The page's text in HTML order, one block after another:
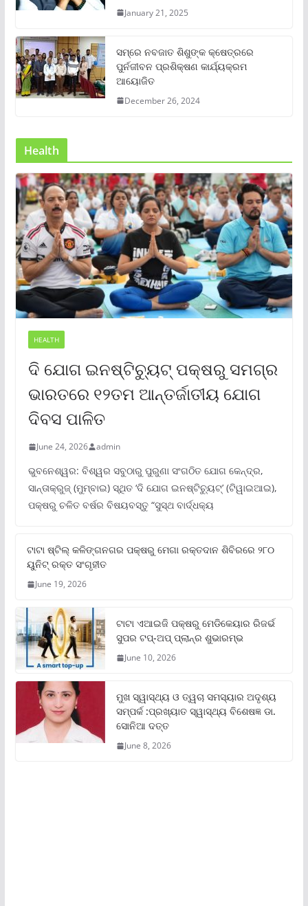
January 21, 2025
ସମ୍‌ରେ ନବଜାତ ଶିଶୁଙ୍କ କ୍ଷେତ୍ରରେ
ପୁର୍ନଜୀବନ ପ୍ରଶିକ୍ଷଣ କାର୍ଯ୍ୟକ୍ରମ
ଆୟୋଜିତ
December 26, 2024
Health
HEALTH
ଦି ଯୋଗ ଇନଷ୍ଟିଚ୍ୟୁଟ୍ ପକ୍ଷରୁ ସମଗ୍ର
ଭାରତରେ ୧୨ତମ ଆନ୍ତର୍ଜାତୀୟ ଯୋଗ
ଦିବସ ପାଳିତ
June 24, 2026 admin
ଭୁବନେଶ୍ୱର: ବିଶ୍ୱର ସବୁଠାରୁ ପୁରୁଣା ସଂଗଠିତ ଯୋଗ କେନ୍ଦ୍ର,
ସାନ୍ତାକ୍ରୁଜ୍ (ମୁମ୍ବାଇ) ସ୍ଥିତ ‘ଦି ଯୋଗ ଇନଷ୍ଟିଚ୍ୟୁଟ୍‌’ (ଟିୱାଇଆଇ),
ପକ୍ଷରୁ ଚଳିତ ବର୍ଷର ବିଷୟବସ୍ତୁ “ସୁସ୍ଥ ବାର୍ଦ୍ଧକ୍ୟ
ଟାଟା ଷ୍ଟିଲ୍‌ କଳିଙ୍ଗନଗର ପକ୍ଷରୁ ମେଗା ରକ୍ତଦାନ ଶିବିରରେ ୨୮୦
ୟୁନିଟ୍‌ ରକ୍ତ ସଂଗୃହୀତ
June 19, 2026
ଟାଟା ଏଆଇଜି ପକ୍ଷରୁ ମେଡିକେୟାର ରିଜର୍ଭ
ସୁପର ଟପ୍‌-ଅପ୍ ପ୍ଲାନ୍‌ର ଶୁଭାରମ୍ଭ
June 10, 2026
ମୁଖ ସ୍ୱାସ୍ଥ୍ୟ ଓ ତ୍ୱଚା ସମସ୍ୟାର ଅଦୃଶ୍ୟ
ସମ୍ପର୍କ :ପ୍ରଖ୍ୟାତ ସ୍ୱାସ୍ଥ୍ୟ ବିଶେଷଜ୍ଞ ଡା.
ସୋନିଆ ଦତ୍ତ
June 8, 2026